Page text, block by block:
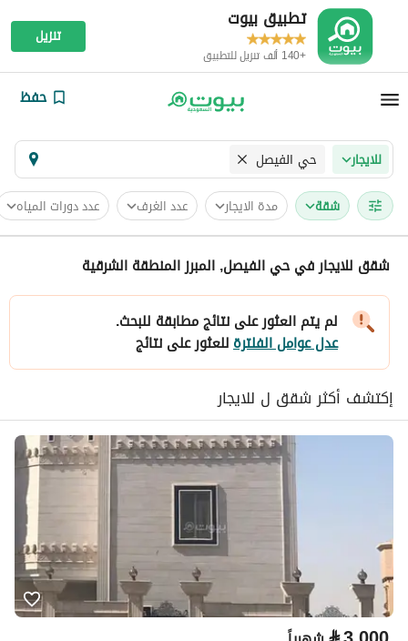
تطبيق بيوت
+140 ألف تنزيل للتطبيق
تنزيل
حفظ
للايجار حي الفيصل
شقة مدة الايجار عدد الغرف عدد دورات المياه
شقق للايجار في حي الفيصل, المبرز المنطقة الشرقية
لم يتم العثور على نتائج مطابقة للبحث.
عدل عوامل الفلترةللعثور على نتائج
إكتشف أكثر شقق ل للايجار